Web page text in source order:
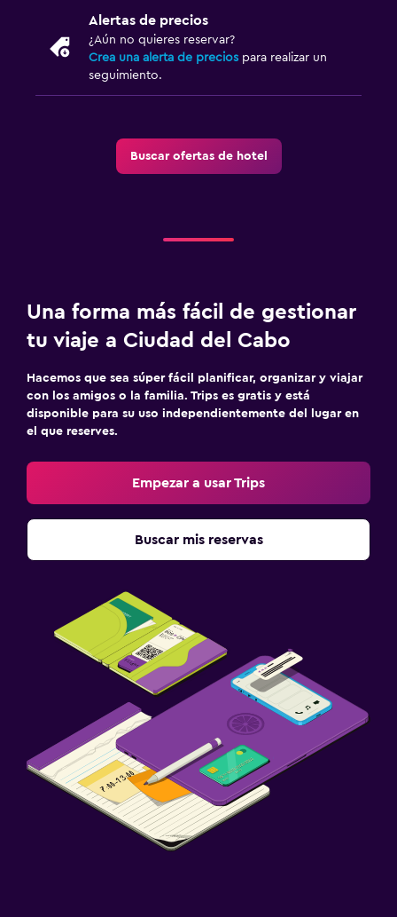
Alertas de precios
¿Aún no quieres reservar?
Crea una alerta de precios para realizar un
seguimiento.
Buscar ofertas de hotel
Una forma más fácil de gestionar
tu viaje a Ciudad del Cabo
Hacemos que sea súper fácil planificar, organizar y viajar
con los amigos o la familia. Trips es gratis y está
disponible para su uso independientemente del lugar en
el que reserves.
Empezar a usar Trips
Buscar mis reservas